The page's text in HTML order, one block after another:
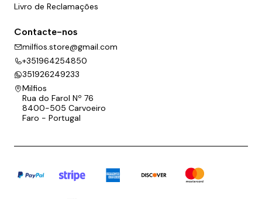
Livro de Reclamações
Contacte-nos
milfios.store@gmail.com
+351964254850
351926249233
Milfios
Rua do Farol Nº 76
8400-505 Carvoeiro
Faro - Portugal